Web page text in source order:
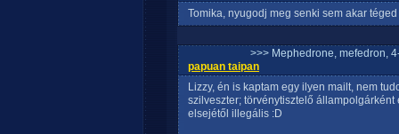
Tomika, nyugodj meg senki sem akar
>>> Mephedrone, mefedron,
papuan taipan
Lizzy, én is kaptam egy ilyen mailt, nem
szilveszter; törvénytisztelő
elsejétől illegális :D